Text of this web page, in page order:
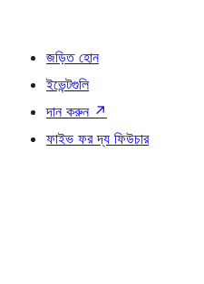
জড়িত হোন
ইভেন্টগুলি
দান করুন ↗
ফাইভ ফর দ্য ফিউচার